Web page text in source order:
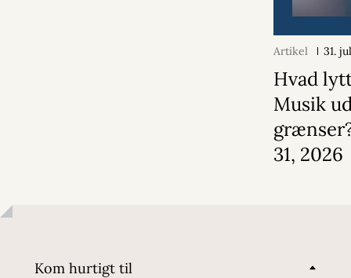
Artikel 31.
Hvad
Musik
31, 2026
Kom hurtigt til